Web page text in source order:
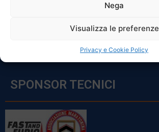
Nega
Visualizza le preferenze
Privacy e Cookie Policy
Sabato: 8:00 – 12:00
SPONSOR TECNICI